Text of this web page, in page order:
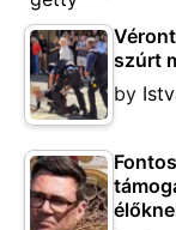
szúrt
by